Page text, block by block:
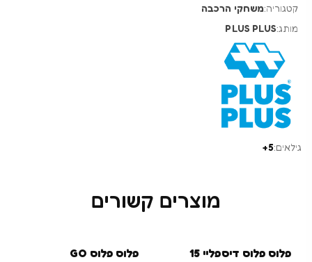
קטגוריה:משחקי הרכבה
מותג:PLUS PLUS
גילאים:5+
מוצרים קשורים
פלוס פלוס דיספליי 15
פלוס פלוס GO